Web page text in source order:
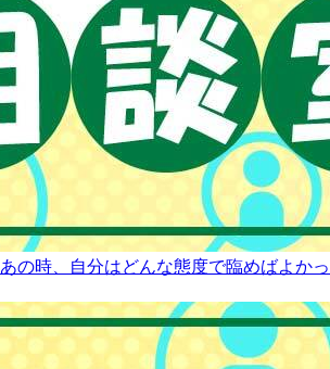
の時、自分はどんな態度で臨めばよかっ